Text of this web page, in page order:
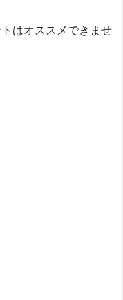
はオススメできませ